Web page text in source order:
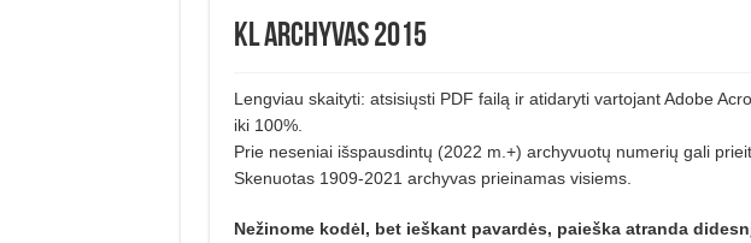
KL archyvas 2015
Lengviau skaityti: atsisiųsti PDF failą ir atidaryti vartojant Adobe
iki 100%.
Prie neseniai išspausdintų (2022 m.+) archyvuotų numerių gali
Skenuotas 1909-2021 archyvas prieinamas visiems.
Nežinome kodėl, bet ieškant pavardės, paieška atranda